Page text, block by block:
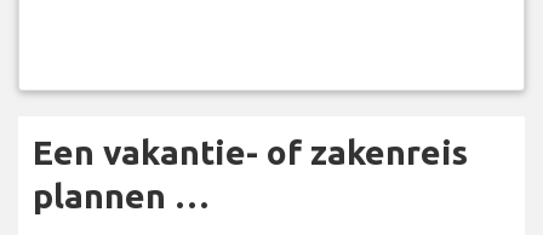
Een vakantie- of zakenreis
plannen …